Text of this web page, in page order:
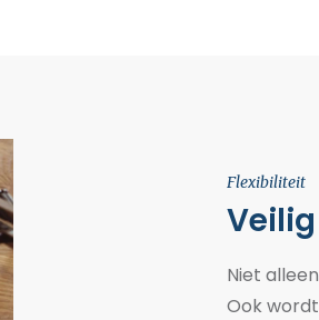
Flexibiliteit
Niet
Ook